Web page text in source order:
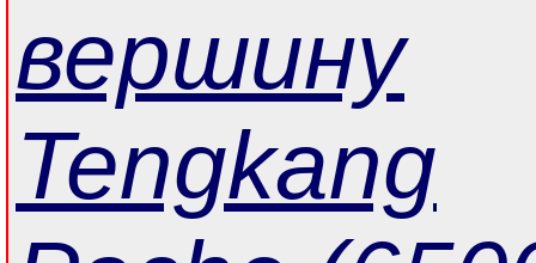
вершину
Tengkang